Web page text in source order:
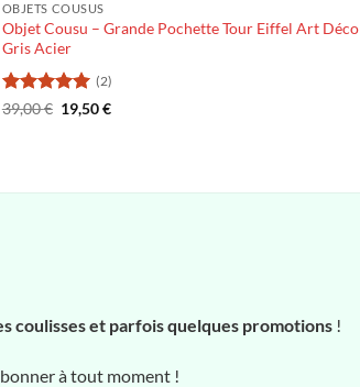
OBJETS COUSUS
Objet Cousu – Grande Pochette Tour Eiffel Art Déco
Gris Acier
Note5 sur
(2)
39,00€ Le
prix
19,50€Le
coulisses et parfois quelques promotions !
à tout moment !